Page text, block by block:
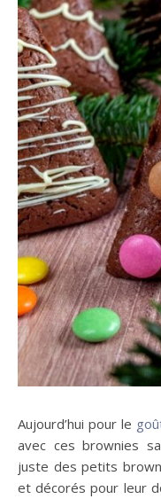
Aujourd’hui pour le
avec ces brownies
juste des petits
et décorés pour leur